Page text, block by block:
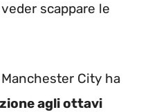
scappare le
City ha
agli ottavi